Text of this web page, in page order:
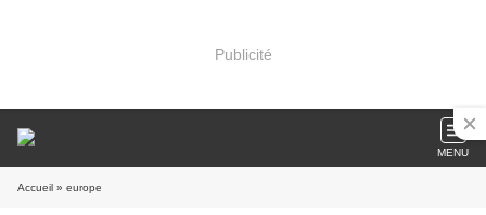
Publicité
MENU
Accueil » europe